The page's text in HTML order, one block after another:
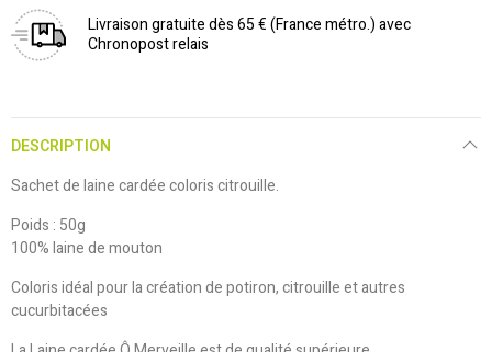
Livraison gratuite dès 65 € (France métro.) avec
Chronopost relais
DESCRIPTION
Sachet de laine cardée coloris citrouille.
Poids : 50g
100% laine de mouton
Coloris idéal pour la création de potiron, citrouille et autres
cucurbitacées